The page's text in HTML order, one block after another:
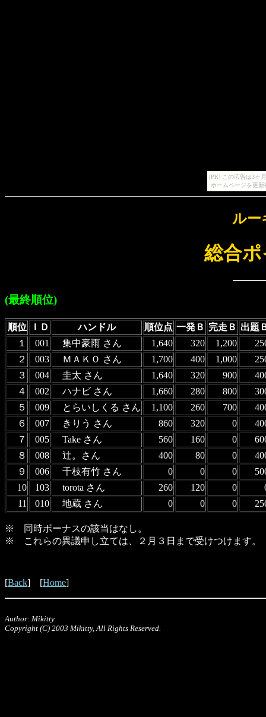
[PR] この広告は3ヶ
ホームページを更
ルー
総合
(最終順位)
順位 ＩＤ ハンドル 順位点 一発Ｂ 完走Ｂ 出題
１
001 集中豪雨 さん 1,640 320 1,200
２
003 ＭＡＫＯ さん 1,700 400 1,000
３
004 圭太 さん 1,640 320 900
４
002 ハナビ さん 1,660 280 800
５
009 とらいしくる さん 1,100 260 700
６
007 きりう さん 860 320 0
７
005 Take さん 560 160 0
８
008 辻。さん 400 80 0
９
006 千枝有竹 さん 0 0 0
10
103 torota さん 260 120 0
11
010 地蔵 さん 0 0 0
※ 同時ボーナスの該当はなし。
※ これらの異議申し立ては、２月３日まで受けつけます。
[Back] [Home]
Author: Mikitty
Copyright (C) 2003 Mikitty, All Rights Reserved.